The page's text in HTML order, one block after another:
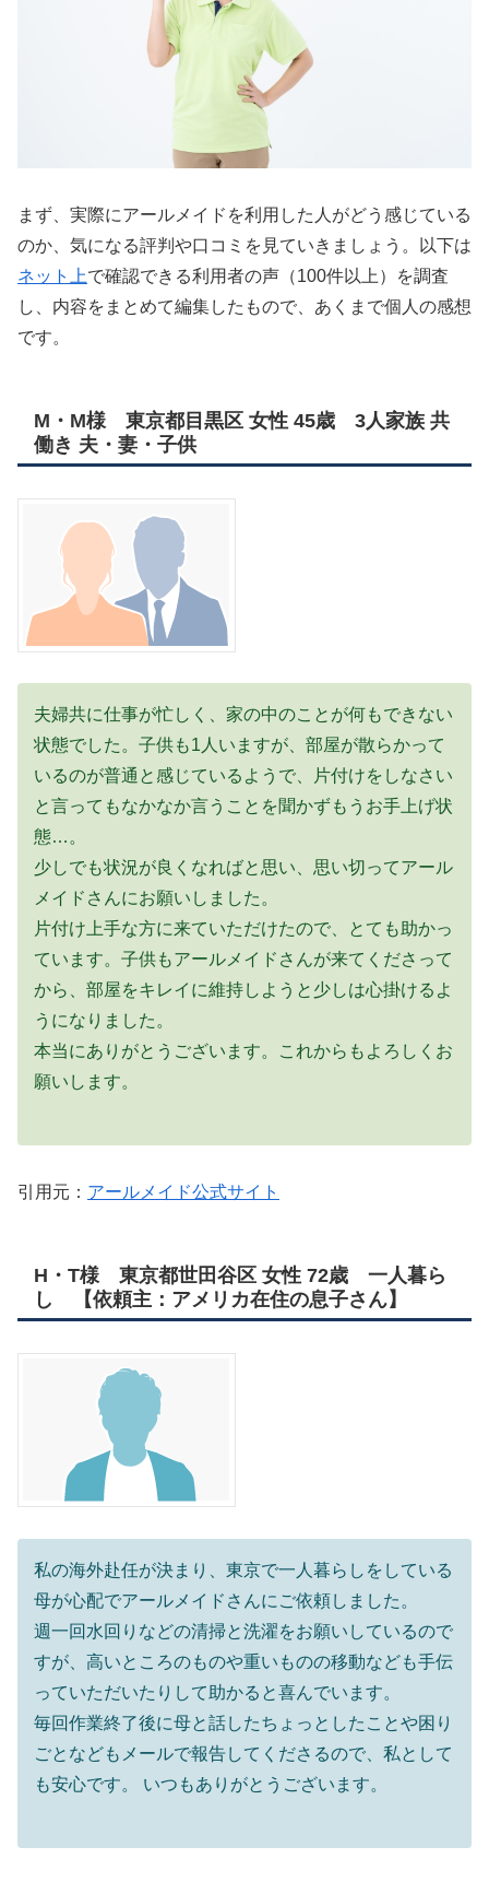
まず、実際にアールメイドを利用した人がどう感じている
のか、気になる評判や口コミを見ていきましょう。以下は
ネット上で確認できる利用者の声（100件以上）を調査
し、内容をまとめて編集したもので、あくまで個人の感想
です。
M・M様 東京都目黒区 女性 45歳 3人家族 共
働き 夫・妻・子供
夫婦共に仕事が忙しく、家の中のことが何もできない
状態でした。子供も1人いますが、部屋が散らかって
いるのが普通と感じているようで、片付けをしなさい
と言ってもなかなか言うことを聞かずもうお手上げ状
態…。
少しでも状況が良くなればと思い、思い切ってアール
メイドさんにお願いしました。
片付け上手な方に来ていただけたので、とても助かっ
ています。子供もアールメイドさんが来てくださって
から、部屋をキレイに維持しようと少しは心掛けるよ
うになりました。
本当にありがとうございます。これからもよろしくお
願いします。
引用元： アールメイド公式サイト
H・T様 東京都世田谷区 女性 72歳 一人暮ら
し 【依頼主：アメリカ在住の息子さん】
私の海外赴任が決まり、東京で一人暮らしをしている
母が心配でアールメイドさんにご依頼しました。
週一回水回りなどの清掃と洗濯をお願いしているので
すが、高いところのものや重いものの移動なども手伝
っていただいたりして助かると喜んでいます。
毎回作業終了後に母と話したちょっとしたことや困り
ごとなどもメールで報告してくださるので、私として
も安心です。 いつもありがとうございます。